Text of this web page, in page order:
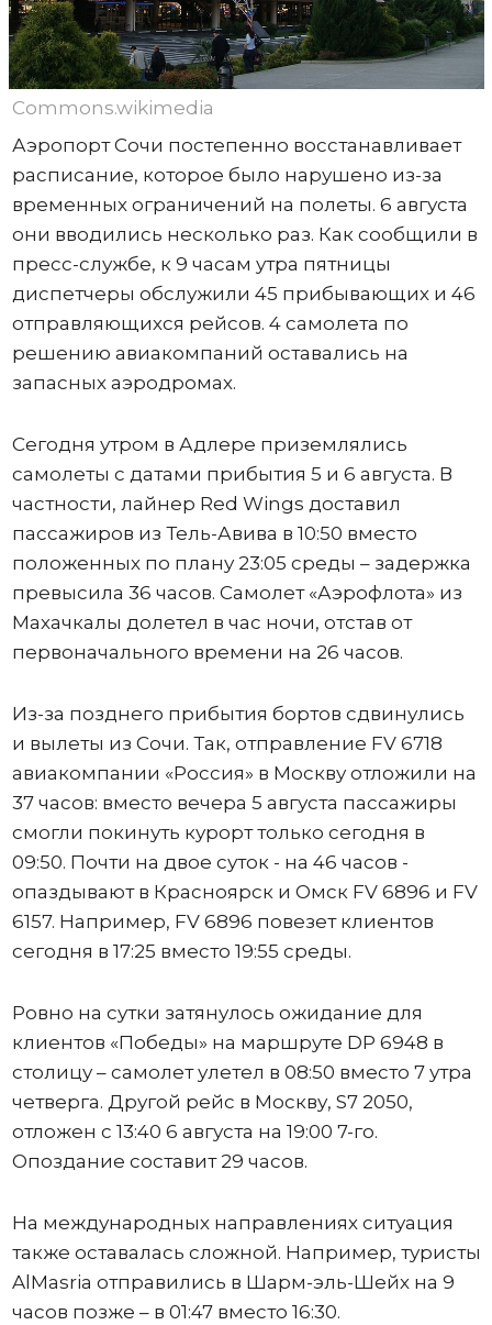
Commons.wikimedia
Аэропорт Сочи постепенно восстанавливает
расписание, которое было нарушено из-за
временных ограничений на полеты. 6 августа
они вводились несколько раз. Как сообщили в
пресс-службе, к 9 часам утра пятницы
диспетчеры обслужили 45 прибывающих и 46
отправляющихся рейсов. 4 самолета по
решению авиакомпаний оставались на
запасных аэродромах.
Сегодня утром в Адлере приземлялись
самолеты с датами прибытия 5 и 6 августа. В
частности, лайнер Red Wings доставил
пассажиров из Тель-Авива в 10:50 вместо
положенных по плану 23:05 среды – задержка
превысила 36 часов. Самолет «Аэрофлота» из
Махачкалы долетел в час ночи, отстав от
первоначального времени на 26 часов.
Из-за позднего прибытия бортов сдвинулись
и вылеты из Сочи. Так, отправление FV 6718
авиакомпании «Россия» в Москву отложили на
37 часов: вместо вечера 5 августа пассажиры
смогли покинуть курорт только сегодня в
09:50. Почти на двое суток - на 46 часов -
опаздывают в Красноярск и Омск FV 6896 и FV
6157. Например, FV 6896 повезет клиентов
сегодня в 17:25 вместо 19:55 среды.
Ровно на сутки затянулось ожидание для
клиентов «Победы» на маршруте DP 6948 в
столицу – самолет улетел в 08:50 вместо 7 утра
четверга. Другой рейс в Москву, S7 2050,
отложен с 13:40 6 августа на 19:00 7-го.
Опоздание составит 29 часов.
На международных направлениях ситуация
также оставалась сложной. Например, туристы
AlMasria отправились в Шарм-эль-Шейх на 9
часов позже – в 01:47 вместо 16:30.